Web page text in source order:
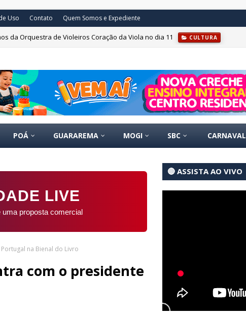
Uso Contato Quem Somos e Expediente
da Orquestra de Violeiros Coração da Viola no dia 11 CULTURA
POÁ GUARAREMA MOGI SBC CARNAVAL
LIVE
uma proposta comercial
na Bienal do Livro
com o presidente
🔴 ASSISTA AO VIVO